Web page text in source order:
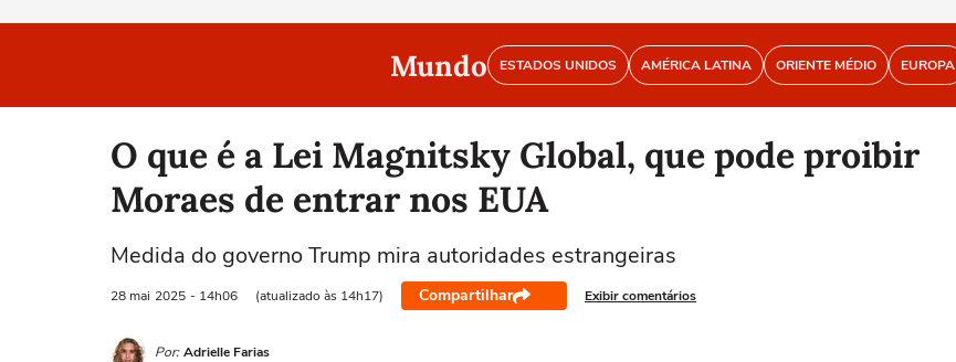
Mundo ESTADOS UNIDOS AMÉRICA LATINA ORIENTE MÉDIO EUROPA
O que é a Lei Magnitsky Global, que pode proibir
Moraes de entrar nos EUA
Medida do governo Trump mira autoridades estrangeiras
28 mai 2025 - 14h06 (atualizado às 14h17) Compartilhar Exibir comentários
Por: Adrielle Farias